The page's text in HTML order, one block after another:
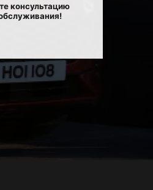
консультацию